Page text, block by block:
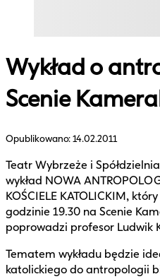
Wykład o
Scenie
Opublikowano:14.02.2011
Teatr Wybrzeże i
wykład NOWA
KOŚCIELE KATOLICKIM,
godzinie 19.30 na Scenie
poprowadzi profesor Ludwik
Tematem wykładu będzie
katolickiego do antropologii